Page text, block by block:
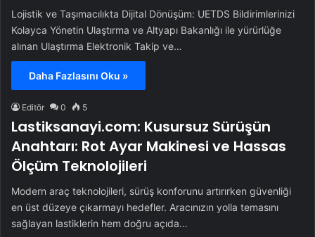
Lojistik ve Taşımacılıkta Dijital Dönüşüm: UETDS Bildirimlerinizi
Kolayca Yönetin Ulaştırma ve Altyapı Bakanlığı ile yürürlüğe
alınan Ulaştırma Elektronik Takip ve…
Daha Fazlasını Oku »
Editör 0 5
Lastiksanayi.com: Kusursuz Sürüşün
Anahtarı: Rot Ayar Makinesi ve Hassas
Ölçüm Teknolojileri
Modern araç teknolojileri, sürüş konforunu artırırken güvenliği
en üst düzeye çıkarmayı hedefler. Aracınızın yolla temasını
sağlayan lastiklerin hem doğru açıda…